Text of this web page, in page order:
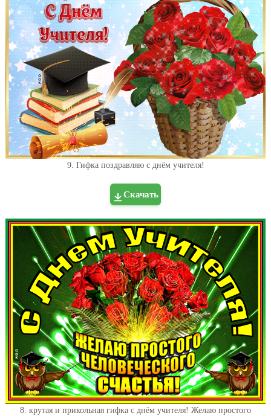
9. Гифка поздравляю с днём учителя!
Скачать
8. крутая и прикольная гифка с днём учителя! Желаю простого